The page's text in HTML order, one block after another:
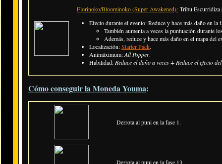
Florinoko/Bloominoko (Super Awakened): Tribu Escurridiza
Efecto durante el evento: Reduce y hace más daño en la
También aumenta a veces la puntuación durante
Además, reduce y hace más daño en el mapa del
Localización:Starter Pack.
Animáximum:All Popper.
Habilidad: Reduce el daño a veces + Reduce el efecto
Cómo conseguir la Moneda Youma:
Derrota al puni en la fase 1.
Derrota al puni en la fase 13.